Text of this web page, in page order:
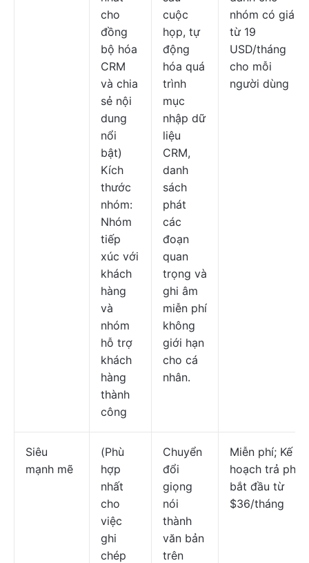
cho
đồng
bộ hóa
CRM
và chia
sẻ nội
dung
nổi
bật)
Kích
thước
nhóm:
Nhóm
tiếp
xúc với
khách
hàng
và
nhóm
hỗ trợ
khách
hàng
thành
công
cuộc
họp, tự
động
hóa quá
trình
mục
nhập dữ
liệu
CRM,
danh
sách
phát
các
đoạn
quan
trọng và
ghi âm
miễn phí
không
giới hạn
cho cá
nhân.
nhóm có giá
từ 19
USD/tháng
cho mỗi
người dùng
Siêu
mạnh mẽ
(Phù
hợp
nhất
cho
việc
ghi
chép
Chuyển
đổi
giọng
nói
thành
văn bản
trên
Miễn phí; Kế
hoạch trả phí
bắt đầu từ
$36/tháng